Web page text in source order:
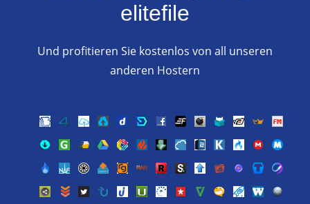
elitefile
Und profitieren Sie kostenlos von all unseren
anderen Hostern